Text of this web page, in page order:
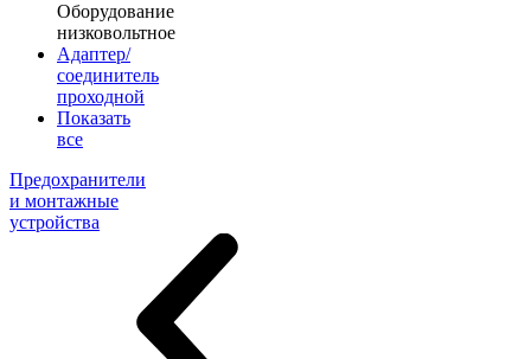
Оборудование
низковольтное
Адаптер/
соединитель
проходной
Показать
все
Предохранители
и монтажные
устройства